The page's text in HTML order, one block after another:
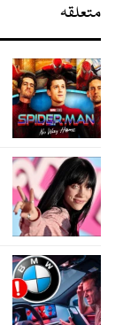
متعلقہ